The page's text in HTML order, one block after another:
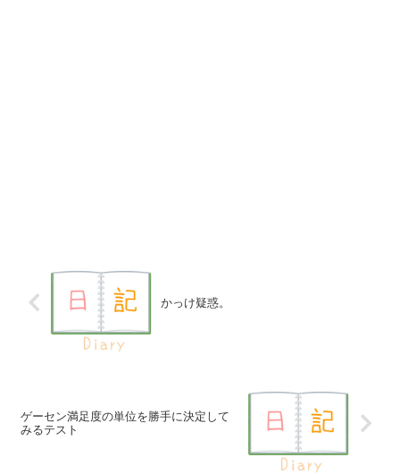
かっけ疑惑。
ゲーセン満足度の単位を勝手に決定して
みるテスト